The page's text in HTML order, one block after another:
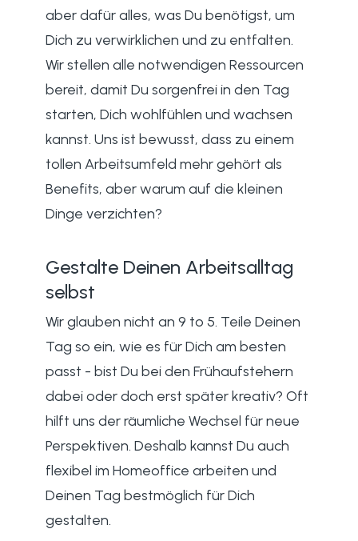
aber dafür alles, was Du benötigst, um
Dich zu verwirklichen und zu entfalten.
Wir stellen alle notwendigen Ressourcen
bereit, damit Du sorgenfrei in den Tag
starten, Dich wohlfühlen und wachsen
kannst. Uns ist bewusst, dass zu einem
tollen Arbeitsumfeld mehr gehört als
Benefits, aber warum auf die kleinen
Dinge verzichten?
Gestalte Deinen Arbeitsalltag
selbst
Wir glauben nicht an 9 to 5. Teile Deinen
Tag so ein, wie es für Dich am besten
passt - bist Du bei den Frühaufstehern
dabei oder doch erst später kreativ? Oft
hilft uns der räumliche Wechsel für neue
Perspektiven. Deshalb kannst Du auch
flexibel im Homeoffice arbeiten und
Deinen Tag bestmöglich für Dich
gestalten.